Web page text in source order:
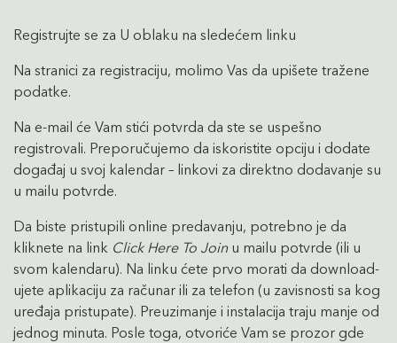
Registrujte se za U oblaku na sledećem linku
Na stranici za registraciju, molimo Vas da upišete tražene
podatke.
Na e-mail će Vam stići potvrda da ste se uspešno
registrovali. Preporučujemo da iskoristite opciju i dodate
događaj u svoj kalendar – linkovi za direktno dodavanje su
u mailu potvrde.
Da biste pristupili online predavanju, potrebno je da
kliknete na link Click Here To Joinu mailu potvrde (ili u
svom kalendaru). Na linku ćete prvo morati da download-
ujete aplikaciju za računar ili za telefon (u zavisnosti sa kog
uređaja pristupate). Preuzimanje i instalacija traju manje od
jednog minuta. Posle toga, otvoriće Vam se prozor gde